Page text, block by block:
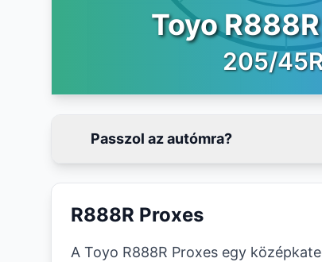
Toyo
205/
Passzol az autómra?
R888R Proxes
A Toyo R888R Proxes egy